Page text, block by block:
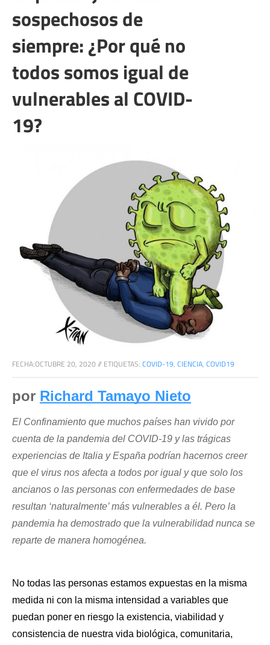
sospechosos de
siempre: ¿Por qué no
todos somos igual de
vulnerables al COVID-
19?
FECHA:OCTUBRE 20, 2020 // ETIQUETAS: COVID-19, CIENCIA, COVID19
por Richard Tamayo Nieto
El Confinamiento que muchos países han vivido por
cuenta de la pandemia del COVID-19 y las trágicas
experiencias de Italia y España podrían hacernos creer
que el virus nos afecta a todos por igual y que solo los
ancianos o las personas con enfermedades de base
resultan ‘naturalmente’ más vulnerables a él. Pero la
pandemia ha demostrado que la vulnerabilidad nunca se
reparte de manera homogénea.
No todas las personas estamos expuestas en la misma
medida ni con la misma intensidad a variables que
puedan poner en riesgo la existencia, viabilidad y
consistencia de nuestra vida biológica, comunitaria,